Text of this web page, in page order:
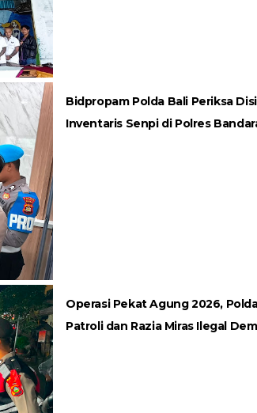
Bidpropam Polda Bali Periksa
Inventaris Senpi di Polres
Operasi Pekat Agung 2026,
Patroli dan Razia Miras Ilegal